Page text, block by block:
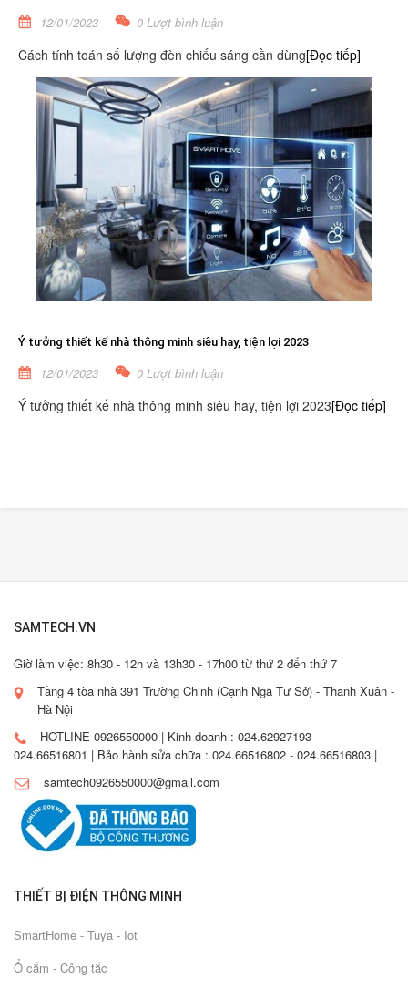
12/01/2023 0 Lượt bình luận
Cách tính toán số lượng đèn chiếu sáng cần dùng[Đọc tiếp]
Ý tưởng thiết kế nhà thông minh siêu hay, tiện lợi 2023
12/01/2023 0 Lượt bình luận
Ý tưởng thiết kế nhà thông minh siêu hay, tiện lợi 2023[Đọc tiếp]
SAMTECH.VN
Giờ làm việc: 8h30 - 12h và 13h30 - 17h00 từ thứ 2 đến thứ 7
Tầng 4 tòa nhà 391 Trường Chinh (Cạnh Ngã Tư Sở) - Thanh Xuân -
Hà Nội
HOTLINE 0926550000 | Kinh doanh : 024.62927193 -
024.66516801 | Bảo hành sửa chữa : 024.66516802 - 024.66516803 |
samtech0926550000@gmail.com
THIẾT BỊ ĐIỆN THÔNG MINH
SmartHome - Tuya - Iot
Ổ cắm - Công tắc